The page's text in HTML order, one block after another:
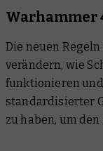
Warhammer
Die neuen
verändern, wie
funktionieren
standardisierter
zu haben, um